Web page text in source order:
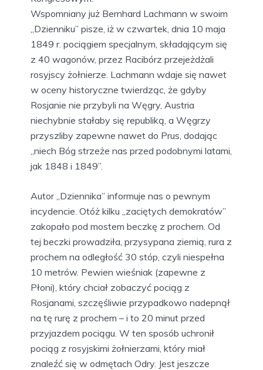
Wspomniany już Bernhard Lachmann w swoim
„Dzienniku” pisze, iż w czwartek, dnia 10 maja
1849 r. pociągiem specjalnym, składającym się
z 40 wagonów, przez Racibórz przejeżdżali
rosyjscy żołnierze. Lachmann wdaje się nawet
w oceny historyczne twierdząc, że gdyby
Rosjanie nie przybyli na Węgry, Austria
niechybnie stałaby się republiką, a Węgrzy
przyszliby zapewne nawet do Prus, dodając
„niech Bóg strzeże nas przed podobnymi latami,
jak 1848 i 1849”.
Autor „Dziennika” informuje nas o pewnym
incydencie. Otóż kilku „zaciętych demokratów”
zakopało pod mostem beczkę z prochem. Od
tej beczki prowadziła, przysypana ziemią, rura z
prochem na odległość 30 stóp, czyli niespełna
10 metrów. Pewien wieśniak (zapewne z
Płoni), który chciał zobaczyć pociąg z
Rosjanami, szczęśliwie przypadkowo nadepnął
na tę rurę z prochem – i to 20 minut przed
przyjazdem pociągu. W ten sposób uchronił
pociąg z rosyjskimi żołnierzami, który miał
znaleźć się w odmętach Odry. Jest jeszcze